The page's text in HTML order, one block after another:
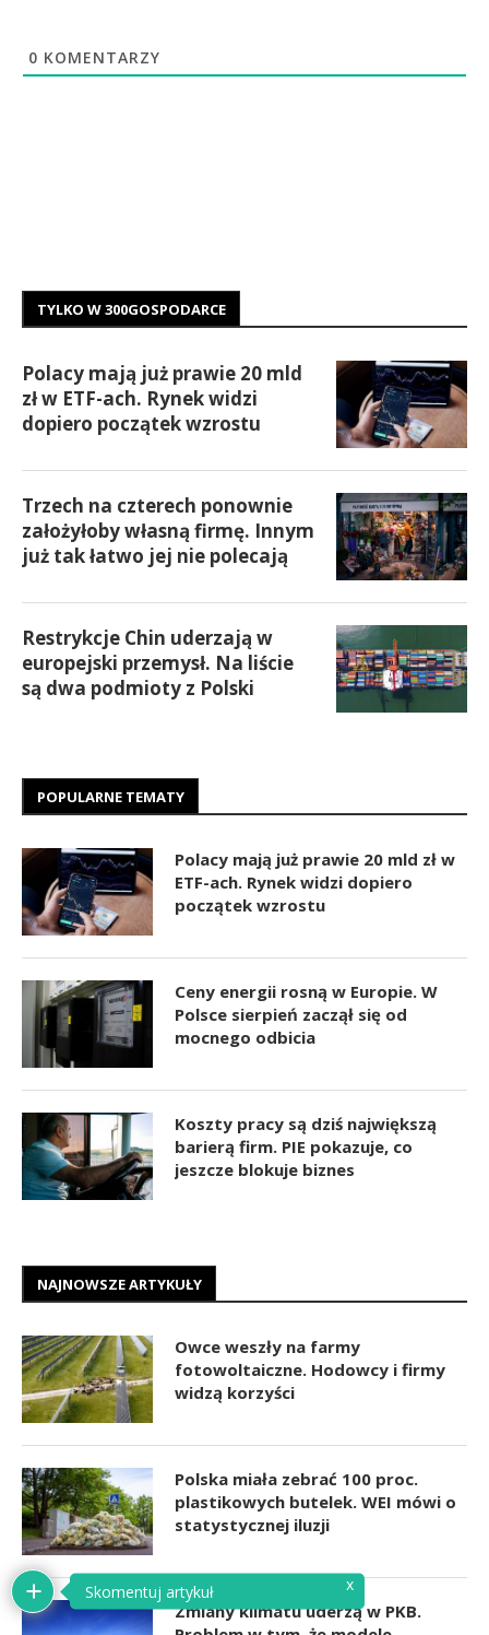
0 KOMENTARZY
TYLKO W 300GOSPODARCE
Polacy mają już prawie 20 mld
zł w ETF-ach. Rynek widzi
dopiero początek wzrostu
Trzech na czterech ponownie
założyłoby własną firmę. Innym
już tak łatwo jej nie polecają
Restrykcje Chin uderzają w
europejski przemysł. Na liście
są dwa podmioty z Polski
POPULARNE TEMATY
Polacy mają już prawie 20 mld zł w
ETF-ach. Rynek widzi dopiero
początek wzrostu
Ceny energii rosną w Europie. W
Polsce sierpień zaczął się od
mocnego odbicia
Koszty pracy są dziś największą
barierą firm. PIE pokazuje, co
jeszcze blokuje biznes
NAJNOWSZE ARTYKUŁY
Owce weszły na farmy
fotowoltaiczne. Hodowcy i firmy
widzą korzyści
Polska miała zebrać 100 proc.
plastikowych butelek. WEI mówi o
statystycznej iluzji
Zmiany klimatu uderzą w PKB.
Skomentuj artykuł x